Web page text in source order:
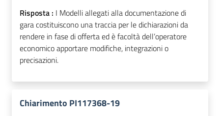
Risposta : I Modelli allegati alla documentazione di
gara costituiscono una traccia per le dichiarazioni da
rendere in fase di offerta ed è facoltà dell’operatore
economico apportare modifiche, integrazioni o
precisazioni.
Chiarimento PI117368-19